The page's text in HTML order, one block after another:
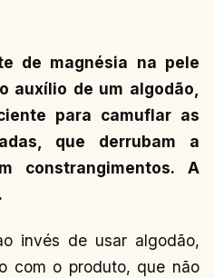
de magnésia na pele
auxílio de um algodão,
para camuflar as
que derrubam a
constrangimentos. A
invés de usar algodão,
com o produto, que não